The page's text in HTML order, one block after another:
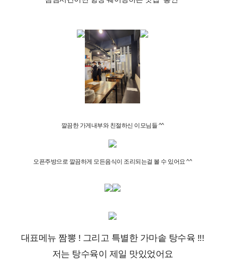
깔끔한 가게내부와 친절하신 이모님들 ^^
오픈주방으로 깔끔하게 모든음식이 조리되는걸 볼 수 있어요 ^^
대표메뉴 짬뽕 ! 그리고 특별한 가마솥 탕수육 !!!
저는 탕수육이 제일 맛있었어요